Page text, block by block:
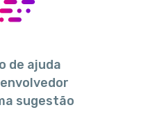
de ajuda
sugestão